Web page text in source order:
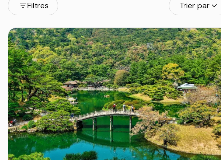
Filtres Trier par